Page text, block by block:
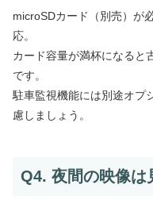
microSDカード（別売）が
応。
カード容量が満杯になると
です。
駐車監視機能には別途オプ
慮しましょう。
Q4. 夜間の映像は